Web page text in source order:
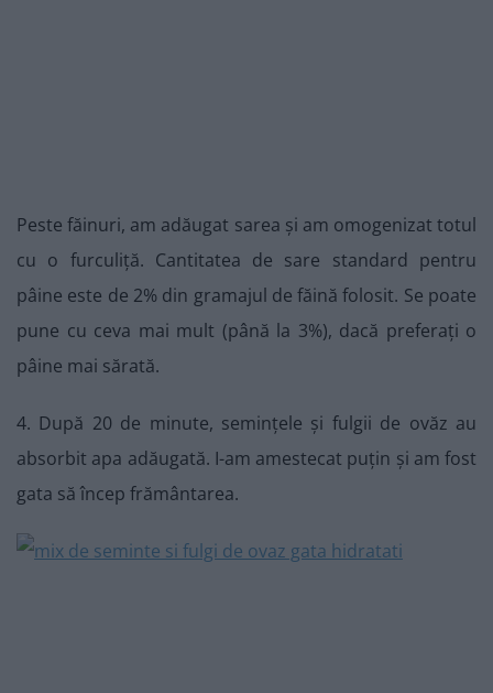
Peste făinuri, am adăugat sarea și am omogenizat totul
cu o furculiță. Cantitatea de sare standard pentru
pâine este de 2% din gramajul de făină folosit. Se poate
pune cu ceva mai mult (până la 3%), dacă preferați o
pâine mai sărată.
4. După 20 de minute, semințele și fulgii de ovăz au
absorbit apa adăugată. I-am amestecat puțin și am fost
gata să încep frământarea.